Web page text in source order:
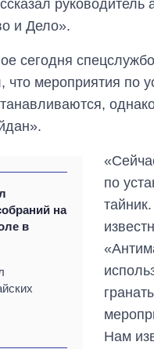
и Дело».
сегодня
что мероприятия по
на
в
по
Нам